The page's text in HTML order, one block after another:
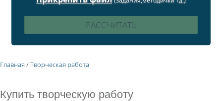
Главная /Творческая работа
Купить творческую работу